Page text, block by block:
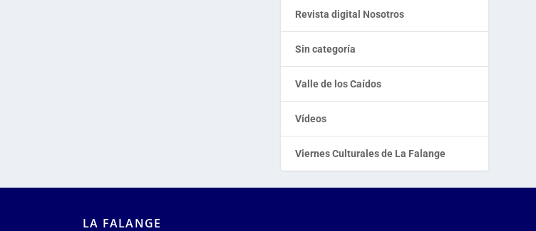
Revista digital Nosotros
Sin categoría
Valle de los Caídos
Vídeos
Viernes Culturales de La Falange
LA FALANGE